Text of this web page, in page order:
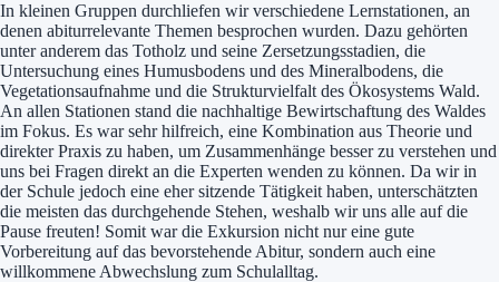
In kleinen Gruppen durchliefen wir verschiedene Lernstationen, an
denen abiturrelevante Themen besprochen wurden. Dazu gehörten
unter anderem das Totholz und seine Zersetzungsstadien, die
Untersuchung eines Humusbodens und des Mineralbodens, die
Vegetationsaufnahme und die Strukturvielfalt des Ökosystems Wald.
An allen Stationen stand die nachhaltige Bewirtschaftung des Waldes
im Fokus. Es war sehr hilfreich, eine Kombination aus Theorie und
direkter Praxis zu haben, um Zusammenhänge besser zu verstehen und
uns bei Fragen direkt an die Experten wenden zu können. Da wir in
der Schule jedoch eine eher sitzende Tätigkeit haben, unterschätzten
die meisten das durchgehende Stehen, weshalb wir uns alle auf die
Pause freuten! Somit war die Exkursion nicht nur eine gute
Vorbereitung auf das bevorstehende Abitur, sondern auch eine
willkommene Abwechslung zum Schulalltag.